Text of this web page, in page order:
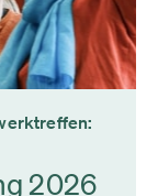
2026